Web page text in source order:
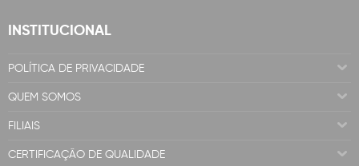
INSTITUCIONAL
POLÍTICA DE PRIVACIDADE
QUEM SOMOS
FILIAIS
CERTIFICAÇÃO DE QUALIDADE